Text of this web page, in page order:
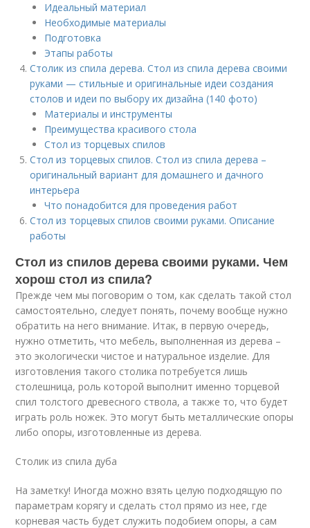
Идеальный материал
Необходимые материалы
Подготовка
Этапы работы
Столик из спила дерева. Стол из спила дерева своими
руками — стильные и оригинальные идеи создания
столов и идеи по выбору их дизайна (140 фото)
Материалы и инструменты
Преимущества красивого стола
Стол из торцевых спилов
Стол из торцевых спилов. Стол из спила дерева –
оригинальный вариант для домашнего и дачного
интерьера
Что понадобится для проведения работ
Стол из торцевых спилов своими руками. Описание
работы
Стол из спилов дерева своими руками. Чем
хорош стол из спила?
Прежде чем мы поговорим о том, как сделать такой стол
самостоятельно, следует понять, почему вообще нужно
обратить на него внимание. Итак, в первую очередь,
нужно отметить, что мебель, выполненная из дерева –
это экологически чистое и натуральное изделие. Для
изготовления такого столика потребуется лишь
столешница, роль которой выполнит именно торцевой
спил толстого древесного ствола, а также то, что будет
играть роль ножек. Это могут быть металлические опоры
либо опоры, изготовленные из дерева.
Столик из спила дуба
На заметку! Иногда можно взять целую подходящую по
параметрам корягу и сделать стол прямо из нее, где
корневая часть будет служить подобием опоры, а сам